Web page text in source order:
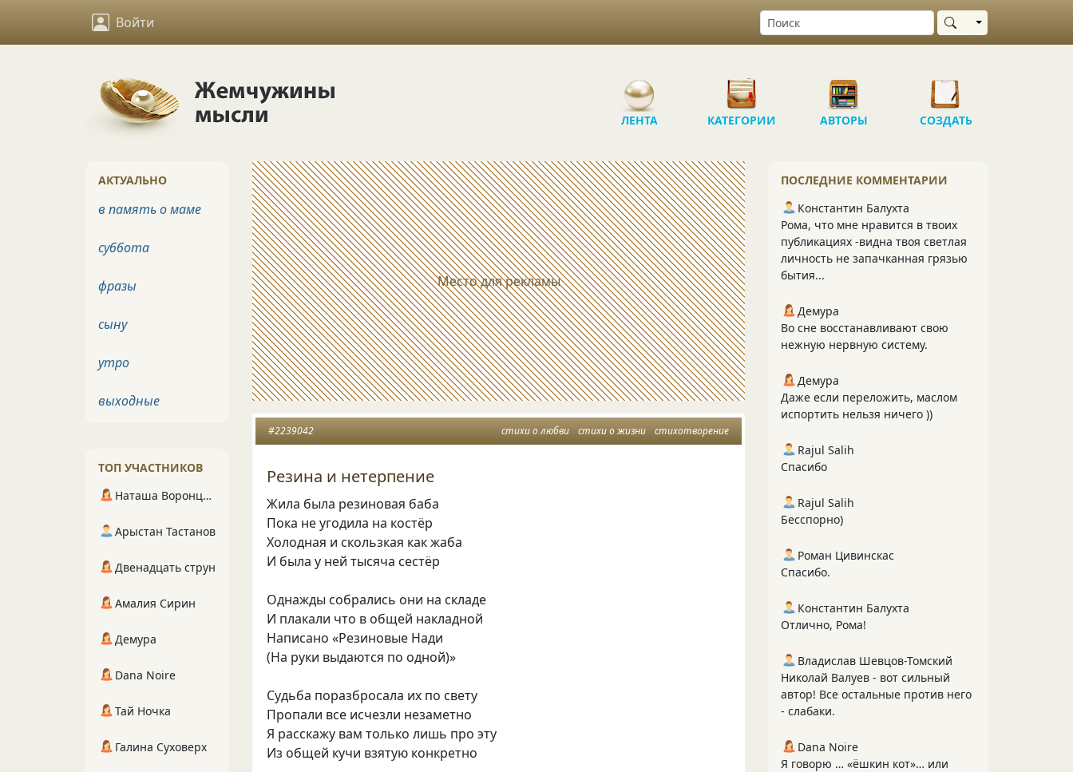
Войти Выбрать область
ЛЕНТА КАТЕГОРИИ АВТОРЫ СОЗДАТЬ
Место для рекламы
стихи о любви стихи о жизни стихотворение
#2239042
Резина и нетерпение
Жила была резиновая баба
Пока не угодила на костёр
Холодная и скользкая как жаба
И была у ней тысяча сестёр
Однажды собрались они на складе
И плакали что в общей накладной
Написано «Резиновые Нади
(На руки выдаются по одной)»
Судьба поразбросала их по свету
Пропали все исчезли незаметно
Я расскажу вам только лишь про эту
Из общей кучи взятую конкретно
ПОСЛЕДНИЕ КОММЕНТАРИИ
Константин Балухта
Рома, что мне нравится в твоих
публикациях -видна твоя светлая
личность не запачканная грязью
бытия...
Демура
Во сне восстанавливают свою
нежную нервную систему.
Демура
Даже если переложить, маслом
испортить нельзя ничего ))
Rajul Salih
Спасибо
Rajul Salih
Бесспорно)
Роман Цивинскас
Спасибо.
Константин Балухта
Отлично, Рома!
Владислав Шевцов-Томский
Николай Валуев - вот сильный
автор! Все остальные против него
- слабаки.
Dana Noire
Я говорю … «ёшкин кот»… или
АКТУАЛЬНО
в память о маме
суббота
фразы
сыну
утро
выходные
ТОП УЧАСТНИКОВ
Наташа Воронцова
Арыстан Тастанов
Двенадцать струн
Амалия Сирин
Демура
Dana Noire
Тай Ночка
Галина Суховерх